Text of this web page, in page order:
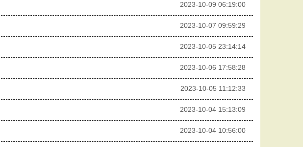
2023-10-09 06:19:00
2023-10-07 09:59:29
2023-10-05 23:14:14
2023-10-06 17:58:28
2023-10-05 11:12:33
2023-10-04 15:13:09
2023-10-04 10:56:00